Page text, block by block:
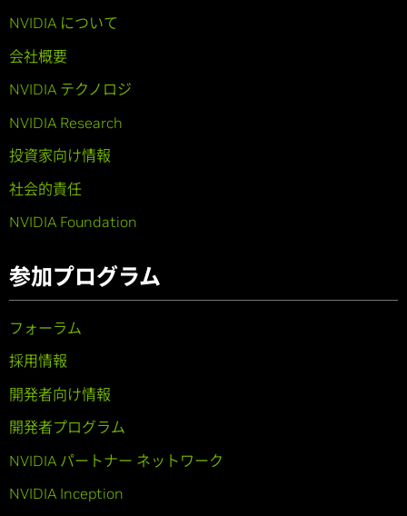
NVIDIA について
会社概要
NVIDIA テクノロジ
NVIDIA Research
投資家向け情報
社会的責任
NVIDIA Foundation
参加プログラム
フォーラム
採用情報
開発者向け情報
開発者プログラム
NVIDIA パートナー ネットワーク
NVIDIA Inception